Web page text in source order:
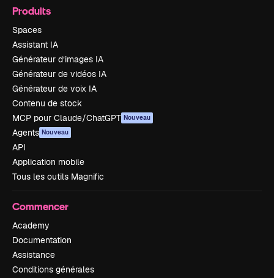
Produits
Spaces
Assistant IA
Générateur d’images IA
Générateur de vidéos IA
Générateur de voix IA
Contenu de stock
MCP pour Claude/ChatGPT Nouveau
Agents Nouveau
API
Application mobile
Tous les outils Magnific
Commencer
Academy
Documentation
Assistance
Conditions générales